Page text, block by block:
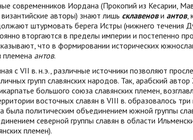
современников Иордана (Прокопий из Кесарии,
авторы) знают лишь склавенови антов,
штурмовать берега Истры (нижнего течения
вторгаются в пределы империи и постепенно
что в формировании исторических
племена антов.
с VII в. н.э., различные источники позволяют
групп славянских народов. Так, арабский
большого союза славянских племен,
восточных славян в VIII в. образовалось
была политическим объединением южной группы
северной группы славян в области
племен).